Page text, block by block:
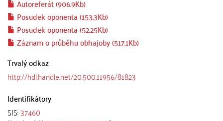
Autoreferát (906.9Kb)
Posudek oponenta (153.3Kb)
Posudek oponenta (52.25Kb)
Záznam o průběhu obhajoby (517.1Kb)
Trvalý odkaz
http://hdl.handle.net/20.500.11956/81823
Identifikátory
SIS:37460